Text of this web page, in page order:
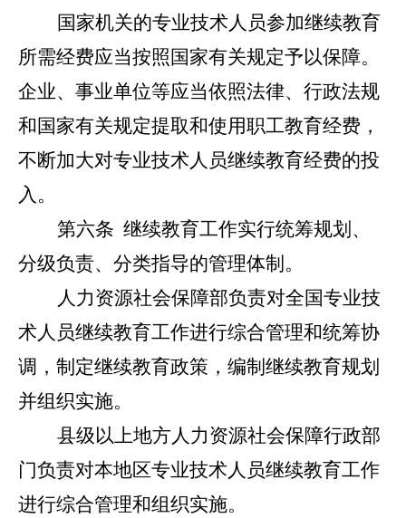
国家机关的专业技术人员参加继续教育
所需经费应当按照国家有关规定予以保障。
企业、事业单位等应当依照法律、行政法规
和国家有关规定提取和使用职工教育经费，
不断加大对专业技术人员继续教育经费的投
入。
第六条 继续教育工作实行统筹规划、
分级负责、分类指导的管理体制。
人力资源社会保障部负责对全国专业技
术人员继续教育工作进行综合管理和统筹协
调，制定继续教育政策，编制继续教育规划
并组织实施。
县级以上地方人力资源社会保障行政部
门负责对本地区专业技术人员继续教育工作
进行综合管理和组织实施。